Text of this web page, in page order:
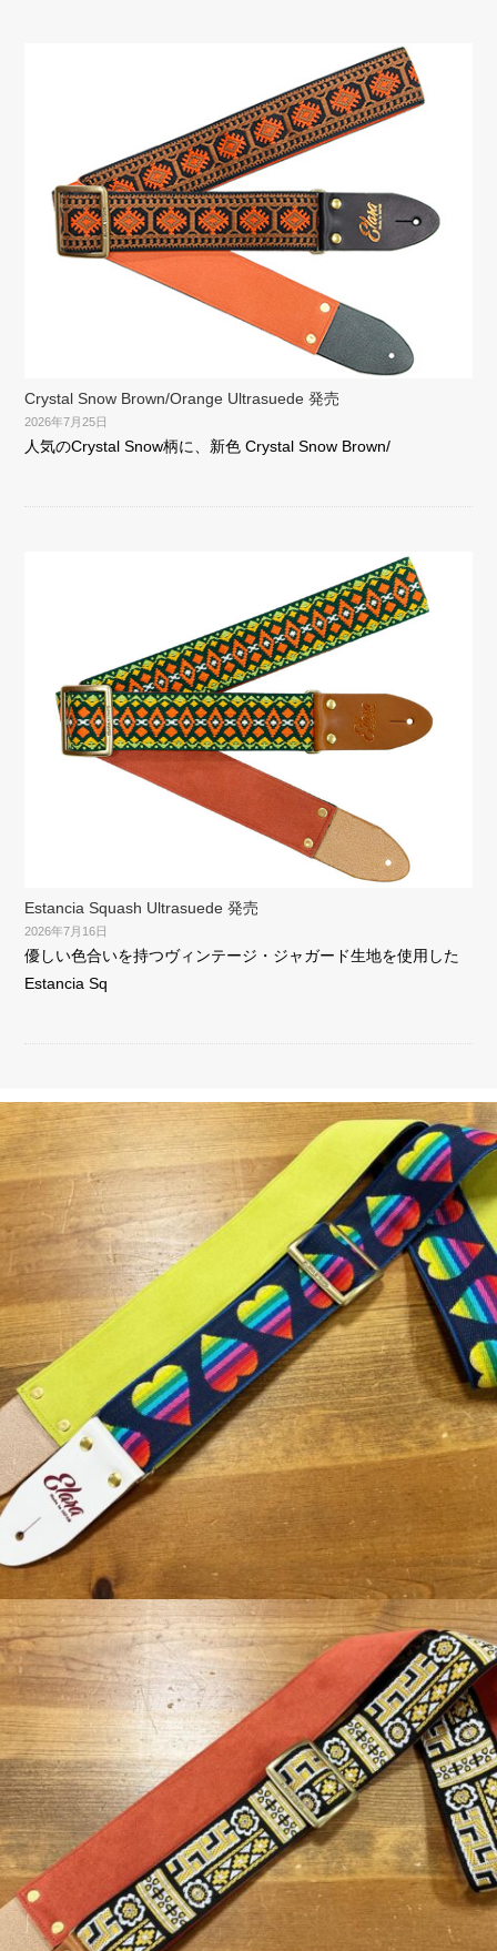
Crystal Snow Brown/Orange Ultrasuede 発売
2026年7月25日
人気のCrystal Snow柄に、新色 Crystal Snow Brown/
Estancia Squash Ultrasuede 発売
2026年7月16日
優しい色合いを持つヴィンテージ・ジャガード生地を使用した
Estancia Sq